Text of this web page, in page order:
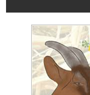
Démarches
Urbanisme
Biens à louer
Terrains et maisons à